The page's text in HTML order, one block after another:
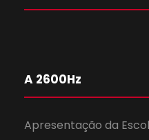
A 2600Hz
Apresentação da